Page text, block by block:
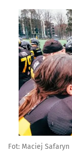
Fot: Maciej Safaryn